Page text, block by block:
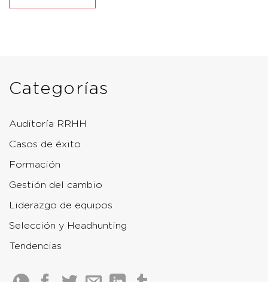
Categorías
Auditoría RRHH
Casos de éxito
Formación
Gestión del cambio
Liderazgo de equipos
Selección y Headhunting
Tendencias